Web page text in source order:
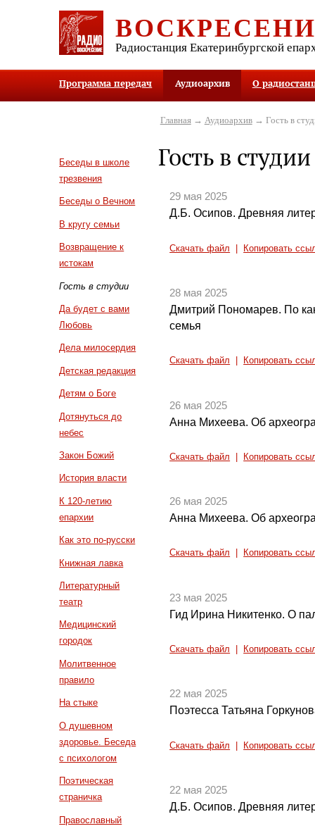
Радиостанция Екатеринбургской
Программа передач Аудиоархив О
Беседы в школе
трезвения
Беседы о Вечном
В кругу семьи
Возвращение к
истокам
Гость в студии
Да будет с вами
Любовь
Дела милосердия
Детская редакция
Детям о Боге
Дотянуться до
небес
Закон Божий
История власти
К 120-летию
епархии
Как это по-русски
Книжная лавка
Литературный
театр
Медицинский
городок
Молитвенное
правило
На стыке
О душевном
здоровье. Беседа
с психологом
Поэтическая
страничка
Православный
Главная→ Аудиоархив→ Гость в
Гость в студии
29 мая 2025
Д.Б. Осипов. Древняя
Скачать файл Копировать
28 мая 2025
Дмитрий Пономарев. По
семья
Скачать файл Копировать
26 мая 2025
Анна Михеева. Об
Скачать файл Копировать
26 мая 2025
Анна Михеева. Об
Скачать файл Копировать
23 мая 2025
Гид Ирина Никитенко. О
Скачать файл Копировать
22 мая 2025
Поэтесса Татьяна
Скачать файл Копировать
22 мая 2025
Д.Б. Осипов. Древняя